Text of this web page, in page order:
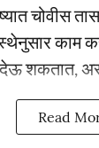
चोवीस
काम
देऊ शकतात,
Read